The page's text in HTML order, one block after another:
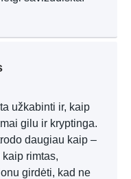
užkabinti ir, kaip
gilu ir kryptinga.
daugiau kaip –
kaip rimtas,
girdėti, kad ne